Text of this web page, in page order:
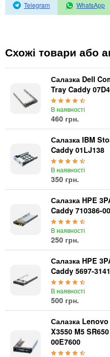
Telegram WhatsApp
Схожі товари або
Салазка Dell
Tray Caddy
В наявності
460 грн.
Салазка IBM
Caddy 01LJ138
В наявності
350 грн.
Салазка HPE
Caddy 710386-
В наявності
250 грн.
Салазка HPE
Caddy 5697-
В наявності
500 грн.
Салазка
X3550 M5
00E7600